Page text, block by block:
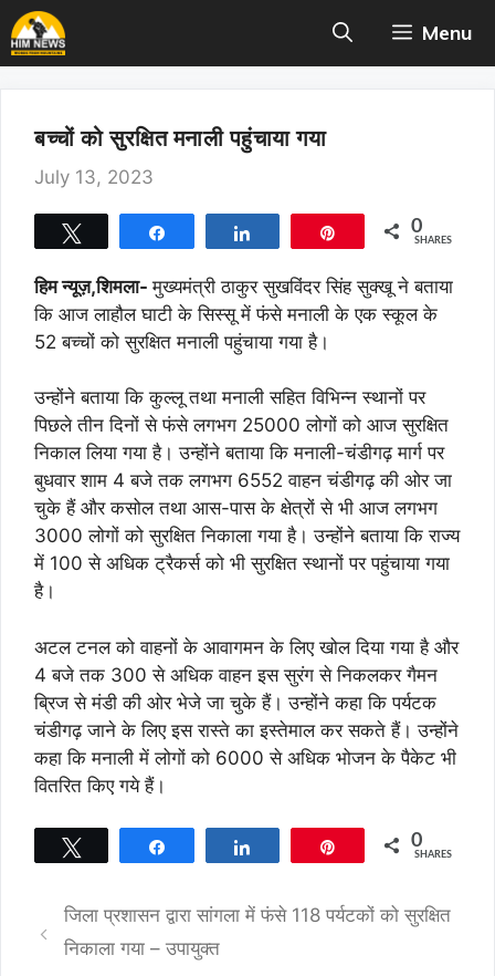
Skip
to
content
Menu
बच्चों को सुरक्षित मनाली पहुंचाया गया
July 13, 2023
0
SHARES
हिम न्यूज़,शिमला-मुख्यमंत्री ठाकुर सुखविंदर सिंह सुक्खू ने बताया
कि आज लाहौल घाटी के सिस्सू में फंसे मनाली के एक स्कूल के
52 बच्चों को सुरक्षित मनाली पहुंचाया गया है।
उन्होंने बताया कि कुल्लू तथा मनाली सहित विभिन्न स्थानों पर
पिछले तीन दिनों से फंसे लगभग 25000 लोगों को आज सुरक्षित
निकाल लिया गया है। उन्होंने बताया कि मनाली-चंडीगढ़ मार्ग पर
बुधवार शाम 4 बजे तक लगभग 6552 वाहन चंडीगढ़ की ओर जा
चुके हैं और कसोल तथा आस-पास के क्षेत्रों से भी आज लगभग
3000 लोगों को सुरक्षित निकाला गया है। उन्होंने बताया कि राज्य
में 100 से अधिक ट्रैकर्स को भी सुरक्षित स्थानों पर पहुंचाया गया
है।
अटल टनल को वाहनों के आवागमन के लिए खोल दिया गया है और
4 बजे तक 300 से अधिक वाहन इस सुरंग से निकलकर गैमन
ब्रिज से मंडी की ओर भेजे जा चुके हैं। उन्होंने कहा कि पर्यटक
चंडीगढ़ जाने के लिए इस रास्ते का इस्तेमाल कर सकते हैं। उन्होंने
कहा कि मनाली में लोगों को 6000 से अधिक भोजन के पैकेट भी
वितरित किए गये हैं।
0
SHARES
जिला प्रशासन द्वारा सांगला में फंसे 118 पर्यटकों को सुरक्षित
निकाला गया – उपायुक्त